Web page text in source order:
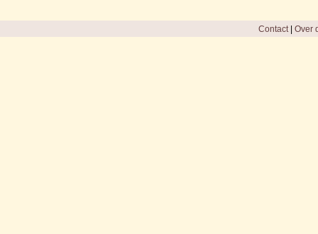
Contact| Over